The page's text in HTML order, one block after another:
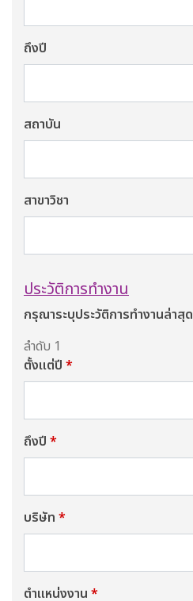
ถึงปี
สถาบัน
สาขาวิชา
ประวัติการทำงาน
กรุณาระบุประวัติการทำงานล่าสุด
ลำดับ 1
ตั้งแต่ปี *
ถึงปี *
บริษัท *
ตำแหน่งงาน *